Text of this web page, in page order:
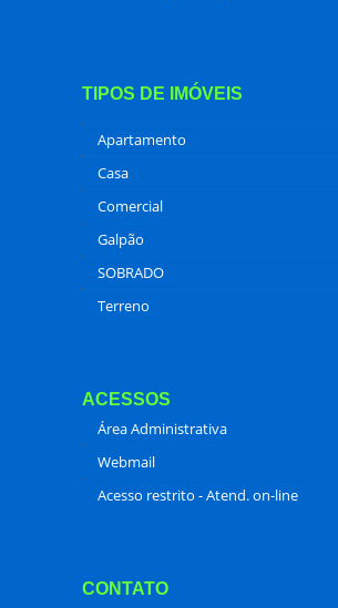
TIPOS DE IMÓVEIS
Apartamento
Casa
Comercial
Galpão
SOBRADO
Terreno
ACESSOS
Área Administrativa
Webmail
Acesso restrito - Atend. on-line
CONTATO